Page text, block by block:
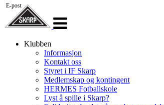
navigasjon
Klubben
Informasjon
Kontakt oss
Styret i IF Skarp
Medlemskap og kontingent
HERMES Fotballskole
Lyst å spille i Skarp?
E-post